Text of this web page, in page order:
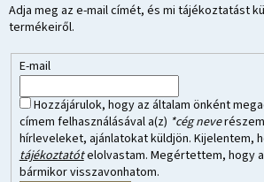
Adja meg az e-mail címét, és mi tájékoztatást
termékeiről.
E-mail
Hozzájárulok, hogy az általam önként
címem felhasználásával a(z) *cég neve
hírleveleket, ajánlatokat küldjön. Kijelentem,
tájékoztatótelolvastam. Megértettem, hogy
bármikor visszavonhatom.